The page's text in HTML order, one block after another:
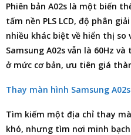
Phiên bản A02s là một biến
tấm nền PLS LCD, độ phân
nhiều khác biệt về hiển thị so
Samsung A02s vẫn là 60Hz
ở mức cơ bản, ưu tiên giá
Thay màn hình Samsung
Tìm kiếm một địa chỉ thay
khó, nhưng tìm nơi minh